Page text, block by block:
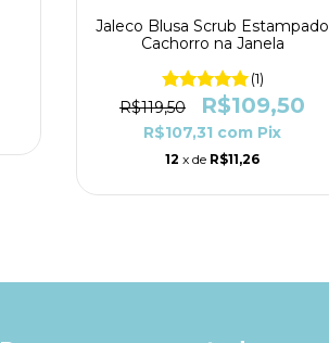
Jaleco Blusa Scrub Estampado
Cachorro na Janela
(1)
R$119,50 R$109,50
R$107,31 com Pix
12 x de R$11,26